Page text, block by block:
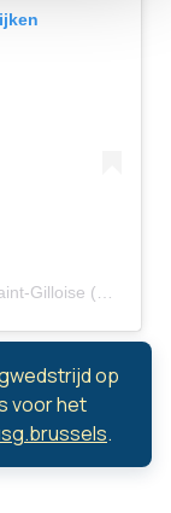
op
voor het
.